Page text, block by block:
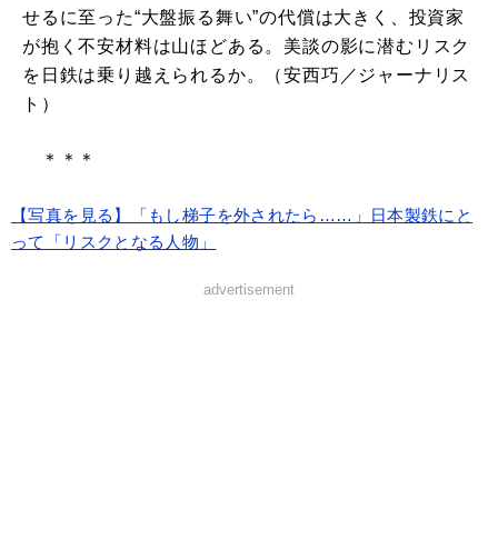
せるに至った“大盤振る舞い”の代償は大きく、投資家
が抱く不安材料は山ほどある。美談の影に潜むリスク
を日鉄は乗り越えられるか。（安西巧／ジャーナリス
ト）
＊＊＊
【写真を見る】「もし梯子を外されたら……」日本製鉄にと
って「リスクとなる人物」
advertisement